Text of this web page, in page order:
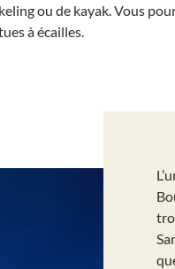
ou de kayak. Vous
à écailles.